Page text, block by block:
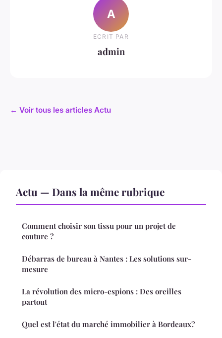
A
ECRIT PAR
admin
← Voir tous les articles Actu
Actu — Dans la même rubrique
Comment choisir son tissu pour un projet de
couture ?
Débarras de bureau à Nantes : Les solutions sur-
mesure
La révolution des micro-espions : Des oreilles
partout
Quel est l'état du marché immobilier à Bordeaux?